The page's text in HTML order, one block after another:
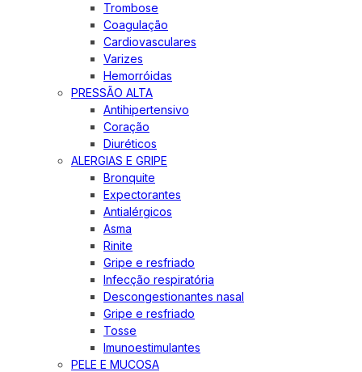
Trombose
Coagulação
Cardiovasculares
Varizes
Hemorróidas
PRESSÃO ALTA
Antihipertensivo
Coração
Diuréticos
ALERGIAS E GRIPE
Bronquite
Expectorantes
Antialérgicos
Asma
Rinite
Gripe e resfriado
Infecção respiratória
Descongestionantes nasal
Gripe e resfriado
Tosse
Imunoestimulantes
PELE E MUCOSA